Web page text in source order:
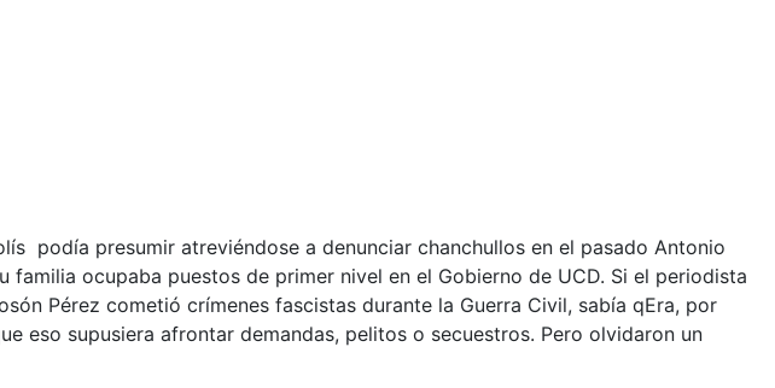
podía presumir atreviéndose a denunciar chanchullos en el pasado Antonio
familia ocupaba puestos de primer nivel en el Gobierno de UCD. Si el periodista
Pérez cometió crímenes fascistas durante la Guerra Civil, sabía qEra, por
eso supusiera afrontar demandas, pelitos o secuestros. Pero olvidaron un